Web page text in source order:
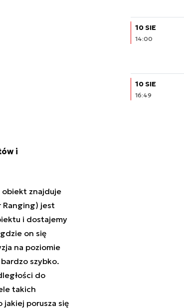
i
obiekt znajduje
Ranging) jest
i dostajemy
on się
na poziomie
szybko.
do
takich
porusza się
10 SIE
14:00
10 SIE
16:49